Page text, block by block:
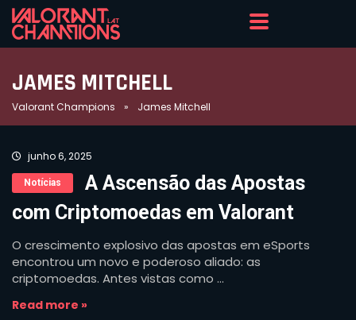
JAMES MITCHELL
Valorant Champions » James Mitchell
junho 6, 2025
Notícias
A Ascensão das Apostas
com Criptomoedas em Valorant
O crescimento explosivo das apostas em eSports
encontrou um novo e poderoso aliado: as
criptomoedas. Antes vistas como ...
Read more »